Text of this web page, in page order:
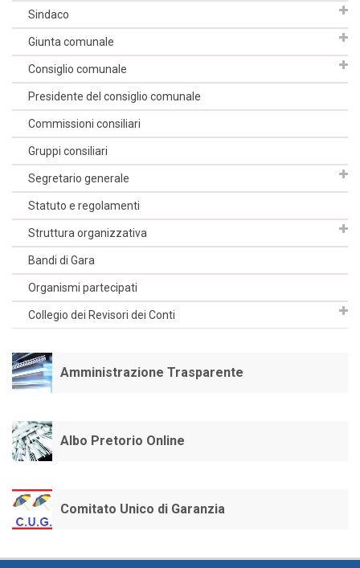
Sindaco
Giunta comunale
Consiglio comunale
Presidente del consiglio comunale
Commissioni consiliari
Gruppi consiliari
Segretario generale
Statuto e regolamenti
Struttura organizzativa
Bandi di Gara
Organismi partecipati
Collegio dei Revisori dei Conti
Amministrazione Trasparente
Albo Pretorio Online
Comitato Unico di Garanzia